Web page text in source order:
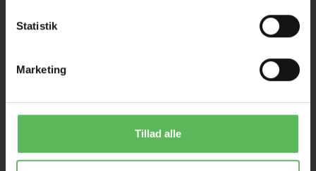
Statistik
Marketing
Tillad alle
JR FARM HØTUNNEL